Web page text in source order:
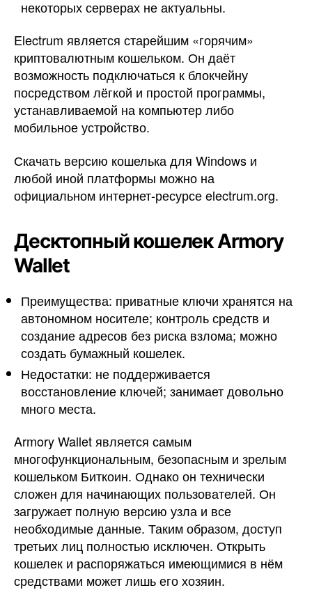
некоторых серверах не актуальны.
Electrum является старейшим «горячим»
криптовалютным кошельком. Он даёт
возможность подключаться к блокчейну
посредством лёгкой и простой программы,
устанавливаемой на компьютер либо
мобильное устройство.
Скачать версию кошелька для Windows и
любой иной платформы можно на
официальном интернет-ресурсе electrum.org.
Десктопный кошелек Armory
Wallet
Преимущества: приватные ключи хранятся на
автономном носителе; контроль средств и
создание адресов без риска взлома; можно
создать бумажный кошелек.
Недостатки: не поддерживается
восстановление ключей; занимает довольно
много места.
Armory Wallet является самым
многофункциональным, безопасным и зрелым
кошельком Биткоин. Однако он технически
сложен для начинающих пользователей. Он
загружает полную версию узла и все
необходимые данные. Таким образом, доступ
третьих лиц полностью исключен. Открыть
кошелек и распоряжаться имеющимися в нём
средствами может лишь его хозяин.